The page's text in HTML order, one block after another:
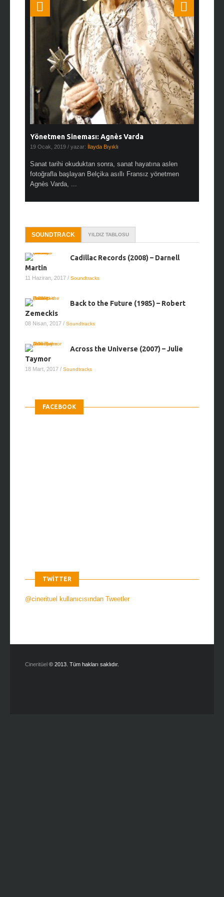
Yönetmen Sineması: Agnès Varda
19 Ocak, 2019 / yazar: İlayda Bıyıklı
Sanat tarihi okuduktan sonra, sanat hayatına aslen
fotoğrafla başlayan Belçika asıllı Fransız yönetmen
Agnès Varda, ...
SOUNDTRACK YILDIZ TABLOSU
Cadillac Records (2008) – Darnell
Martin
11 Haziran, 2017 / Soundtracks
Back to the Future (1985) – Robert
Zemeckis
08 Nisan, 2017 / Soundtracks
Across the Universe (2007) – Julie
Taymor
18 Mart, 2017 / Soundtracks
FACEBOOK
TWITTER
@cinerituel kullanıcısından Tweetler
Cineritüel © 2013. Tüm hakları saklıdır.